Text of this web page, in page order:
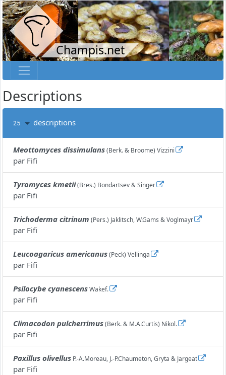
Champis.net
Descriptions
25 descriptions
Meottomyces dissimulans(Berk. & Broome) Vizzini
par Fifi
Tyromyces kmetii(Bres.) Bondartsev & Singer
par Fifi
Trichoderma citrinum (Pers.) Jaklitsch, W.Gams & Voglmayr
par Fifi
Leucoagaricus americanus(Peck) Vellinga
par Fifi
Psilocybe cyanescensWakef.
par Fifi
Climacodon pulcherrimus(Berk. & M.A.Curtis) Nikol.
par Fifi
Paxillus olivellus P.-A.Moreau, J.-P.Chaumeton, Gryta & Jargeat
par Fifi